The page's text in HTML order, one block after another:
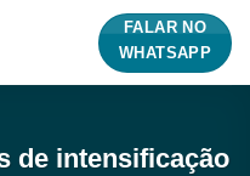
FALAR NO
WHATSAPP
de intensificação